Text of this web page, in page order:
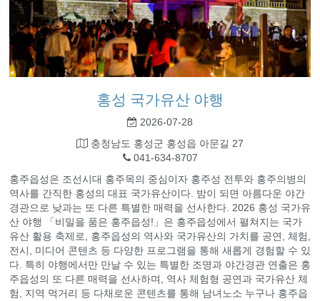
홍성 국가유산 야행
2026-07-28
충청남도 홍성군 홍성읍 아문길 27
041-634-8707
홍주읍성은 조선시대 홍주목의 중심이자 홍주성 전투와 홍주의병의
역사를 간직한 홍성의 대표 국가유산이다. 밤이 되면 아름다운 야간
경관으로 낮과는 또 다른 특별한 매력을 선사한다. 2026 홍성 국가유
산 야행 「비밀을 품은 홍주읍성!」은 홍주읍성에서 펼쳐지는 국가
유산 활용 축제로, 홍주읍성의 역사와 국가유산의 가치를 공연, 체험,
전시, 미디어 콘텐츠 등 다양한 프로그램을 통해 새롭게 경험할 수 있
다. 특히 야행에서만 만날 수 있는 특별한 조명과 야간경관 연출은 홍
주읍성의 또 다른 매력을 선사하며, 역사 체험형 공연과 국가유산 체
험, 지역 먹거리 등 다채로운 콘텐츠를 통해 남녀노소 누구나 홍주읍